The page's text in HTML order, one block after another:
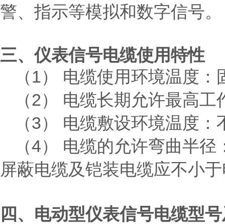
警、指示等模拟和数字信号。
三、仪表信号电缆使用特性
（1） 电缆使用环境温度：
（2） 电缆长期允许最高工
（3） 电缆敷设环境温度：
（4） 电缆的允许弯曲半
屏蔽电缆及铠装电缆应不小
四、电动型仪表信号电缆型